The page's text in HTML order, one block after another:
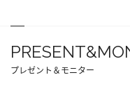
プレゼント＆モニター